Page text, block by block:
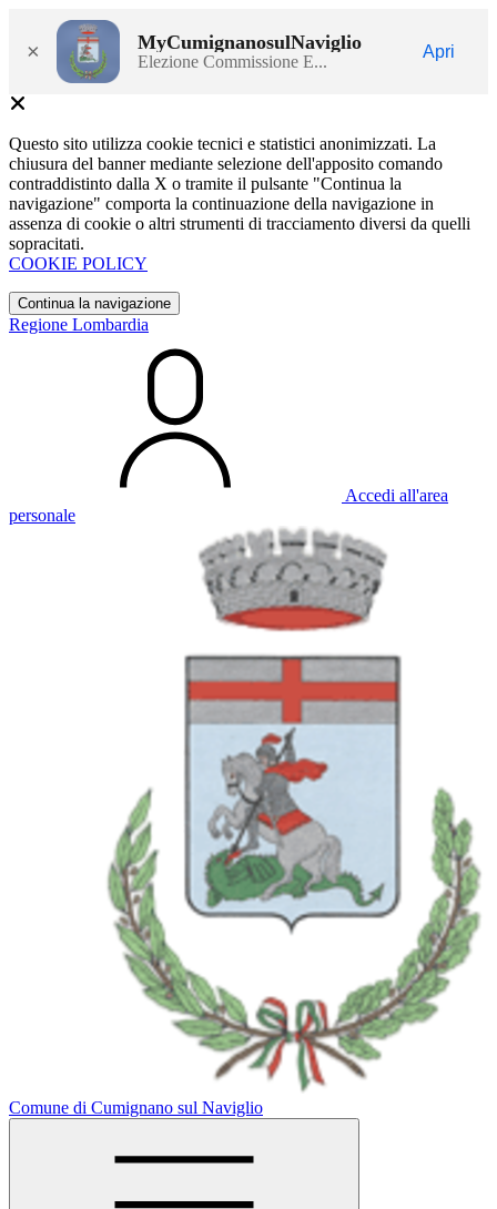
× MyCumignanosulNaviglio
Elezione Commissione E...
Apri
Questo sito utilizza cookie tecnici e statistici anonimizzati. La
chiusura del banner mediante selezione dell'apposito comando
contraddistinto dalla X o tramite il pulsante "Continua la
navigazione" comporta la continuazione della navigazione in
assenza di cookie o altri strumenti di tracciamento diversi da quelli
sopracitati.
COOKIE POLICY
Continua la navigazione
Regione Lombardia
Accedi all'area
personale
Comune di Cumignano sul Naviglio